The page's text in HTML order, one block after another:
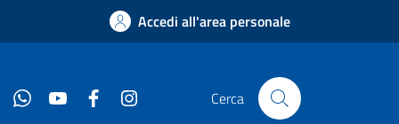
Accedi all'area personale
WhatsappYouTube Facebook Cerca